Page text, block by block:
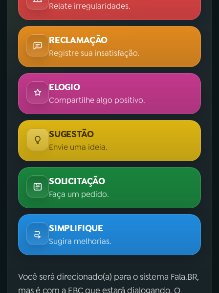
Relate irregularidades.
RECLAMAÇÃO
Registre sua insatisfação.
ELOGIO
Compartilhe algo positivo.
SUGESTÃO
Envie uma ideia.
SOLICITAÇÃO
Faça um pedido.
SIMPLIFIQUE
Sugira melhorias.
Você será direcionado(a) para o sistema Fala.BR,
mas é com a EBC que estará dialogando. O